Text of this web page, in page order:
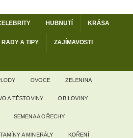
HUBNUTÍ KRÁSA
RADY A TIPY ZAJÍMAVOSTI
OVOCE ZELENINA
A TĚSTOVINY OBILOVINY
SEMENA A OŘECHY
A MINERÁLY KOŘENÍ